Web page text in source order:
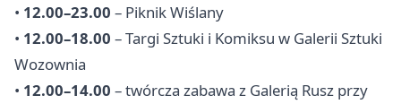
• 12.00–23.00 – Piknik Wiślany
• 12.00–18.00 – Targi Sztuki i Komiksu w Galerii Sztuki
Wozownia
• 12.00–14.00 – twórcza zabawa z Galerią Rusz przy